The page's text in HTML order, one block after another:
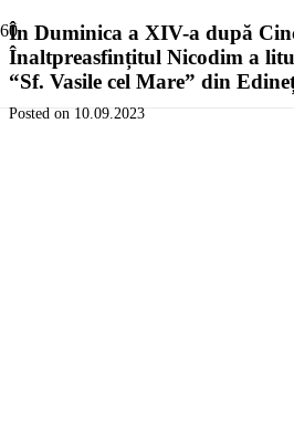
În Duminica a XIV-a după
Înaltpreasfințitul Nicodim a
“Sf. Vasile cel Mare” din
Posted on 10.09.2023